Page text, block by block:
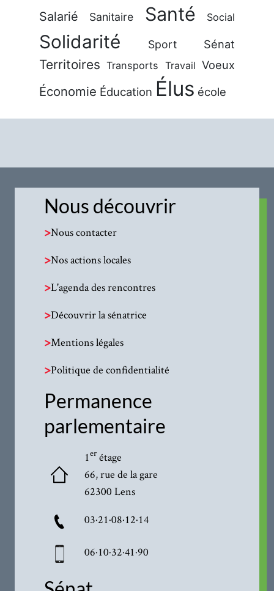
Salarié Sanitaire Santé Social
Solidarité Sport Sénat
Territoires Transports Travail Voeux
Économie Éducation Élus école
Nous découvrir
>Nous contacter
>Nos actions locales
>L'agenda des rencontres
>Découvrir la sénatrice
>Mentions légales
>Politique de confidentialité
Permanence
parlementaire
1erétage
66, rue de la gare
62300 Lens
03·21·08·12·14
06·10·32·41·90